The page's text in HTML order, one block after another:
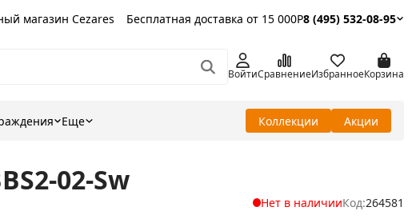
магазин Cezares Бесплатная доставка от 15 000Р8 (495) 532-08-95
ВойтиСравнениеИзбранноеКорзина
Еще Коллекции Акции
02-Sw
Нет в наличииКод:264581